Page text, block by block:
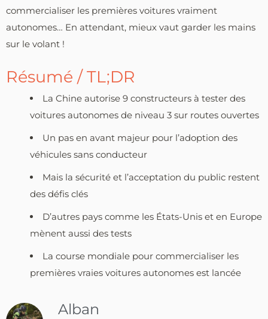
commercialiser les premières voitures vraiment
autonomes… En attendant, mieux vaut garder les mains
sur le volant !
Résumé / TL;DR
La Chine autorise 9 constructeurs à tester des
voitures autonomes de niveau 3 sur routes ouvertes
Un pas en avant majeur pour l’adoption des
véhicules sans conducteur
Mais la sécurité et l’acceptation du public restent
des défis clés
D’autres pays comme les États-Unis et en Europe
mènent aussi des tests
La course mondiale pour commercialiser les
premières vraies voitures autonomes est lancée
Alban